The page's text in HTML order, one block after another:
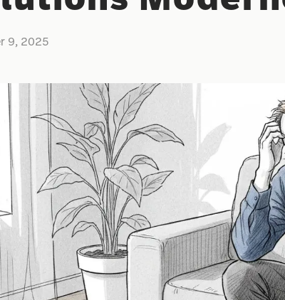
9, 2025